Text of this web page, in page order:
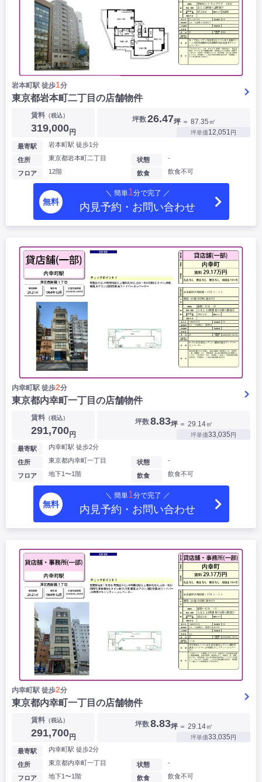
岩本町駅 徒歩1分
東京都岩本町二丁目の店舗物件
賃料（税込）
319,000円
坪数26.47坪 ＝ 87.35㎡
坪単価12,051円
最寄駅 岩本町駅 徒歩1分
住所 東京都岩本町二丁目
フロア 12階
状態 -
飲食 飲食不可
無料
＼ 簡単1分で完了 ／
内見予約・お問い合わせ
内幸町駅 徒歩2分
東京都内幸町一丁目の店舗物件
賃料（税込）
291,700円
坪数8.83坪 ＝ 29.14㎡
坪単価33,035円
最寄駅 内幸町駅 徒歩2分
住所 東京都内幸町一丁目
フロア 地下1〜1階
状態 -
飲食 飲食不可
無料
＼ 簡単1分で完了 ／
内見予約・お問い合わせ
内幸町駅 徒歩2分
東京都内幸町一丁目の店舗物件
賃料（税込）
291,700円
坪数8.83坪 ＝ 29.14㎡
坪単価33,035円
最寄駅 内幸町駅 徒歩2分
住所 東京都内幸町一丁目
フロア 地下1〜1階
状態 -
飲食 飲食不可